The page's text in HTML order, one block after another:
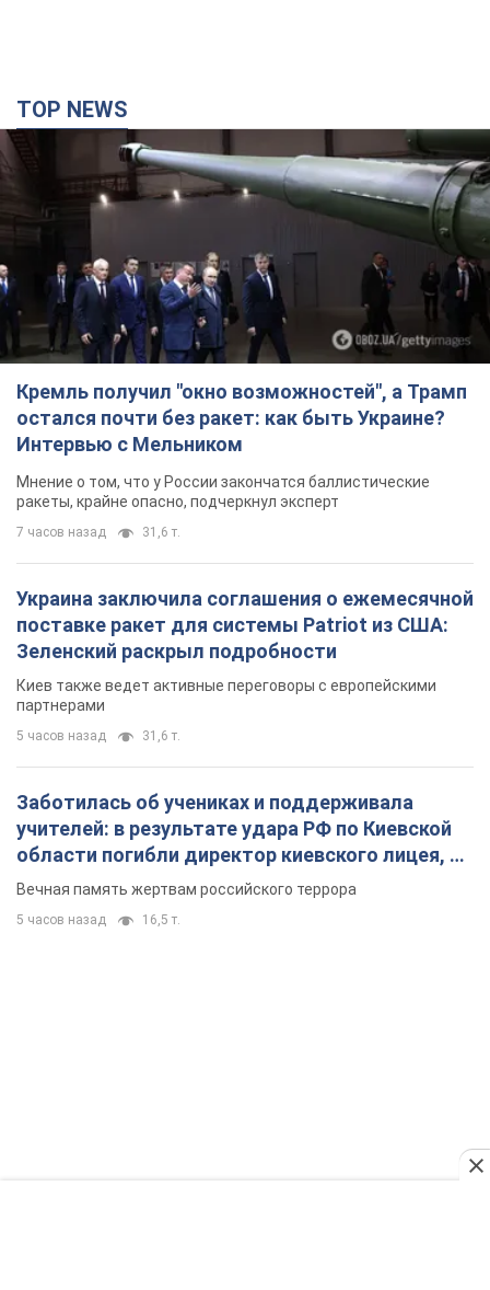
TOP NEWS
Кремль получил "окно возможностей", а Трамп
остался почти без ракет: как быть Украине?
Интервью с Мельником
Мнение о том, что у России закончатся баллистические
ракеты, крайне опасно, подчеркнул эксперт
7 часов назад 31,6 т.
Украина заключила соглашения о ежемесячной
поставке ракет для системы Patriot из США:
Зеленский раскрыл подробности
Киев также ведет активные переговоры с европейскими
партнерами
5 часов назад 31,6 т.
Заботилась об учениках и поддерживала
учителей: в результате удара РФ по Киевской
области погибли директор киевского лицея, её
муж и внук
Вечная память жертвам российского террора
5 часов назад 16,5 т.